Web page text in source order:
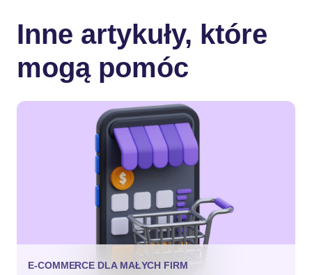
Inne artykuły, które
mogą pomóc
E-COMMERCE DLA MAŁYCH FIRM